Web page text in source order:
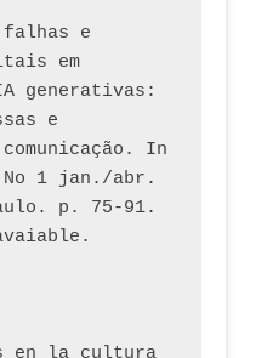
falhas e
em
generativas:
e
In
1 jan./abr.
p. 75-91.
en la cultura